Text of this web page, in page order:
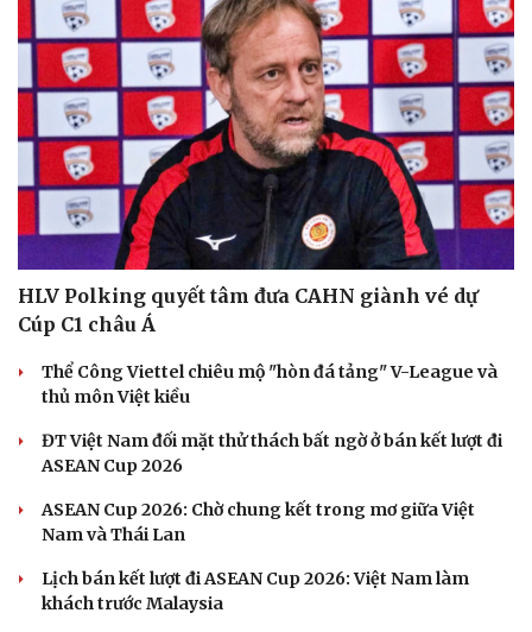
HLV Polking quyết tâm đưa CAHN giành vé dự
Cúp C1 châu Á
Thể Công Viettel chiêu mộ "hòn đá tảng" V-League và
thủ môn Việt kiều
ĐT Việt Nam đối mặt thử thách bất ngờ ở bán kết lượt đi
ASEAN Cup 2026
ASEAN Cup 2026: Chờ chung kết trong mơ giữa Việt
Nam và Thái Lan
Lịch bán kết lượt đi ASEAN Cup 2026: Việt Nam làm
khách trước Malaysia